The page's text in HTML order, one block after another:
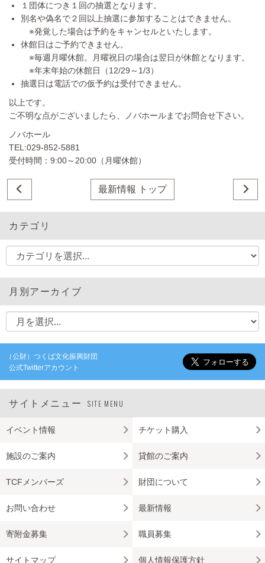
１団体につき１回の抽選となります。
別名や偽名で２回以上抽選に参加することはできません。
※発覚した場合は予約をキャンセルといたします。
休館日はご予約できません。
※毎週月曜休館。月曜祝日の場合は翌日が休館となります。
※年末年始の休館日（12/29～1/3）
抽選日は電話での仮予約は受付できません。
以上です。
ご不明な点がございましたら、ノバホールまでお問合せ下さい。
ノバホール
TEL:029-852-5881
受付時間：9:00～20:00（月曜休館）
最新情報 トップ
カテゴリ
月別アーカイブ
（公財）つくば文化振興財団
公式Twitterアカウント
サイトメニュー SITE MENU
イベント情報 チケット購入
施設のご案内 貸館のご案内
TCFメンバーズ 財団について
お問い合わせ 最新情報
寄附金募集 職員募集
サイトマップ 個人情報保護方針